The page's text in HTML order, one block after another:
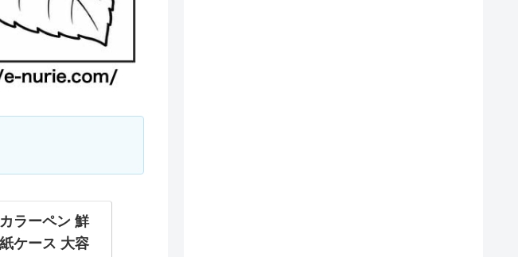
ラーペン 鮮
ケース 大容